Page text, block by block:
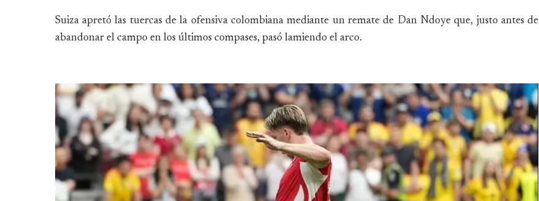
Suiza apretó las tuercas de la ofensiva colombiana mediante un remate de Dan Ndoye que, justo antes de
abandonar el campo en los últimos compases, pasó lamiendo el arco.